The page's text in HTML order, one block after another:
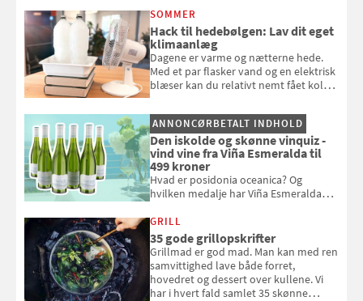
opmærksom, når du smider
badebassinet eller et badedyr ud
SOMMER
Hack til hedebølgen: Lav dit eget
klimaanlæg
Dagene er varme og nætterne hede.
Med et par flasker vand og en elektrisk
blæser kan du relativt nemt fået koldt
og se, hvordan du gør
ANNONCØRBETALT INDHOLD
Den iskolde og skønne vinquiz -
vind vine fra Viña Esmeralda til
499 kroner
Hvad er posidonia oceanica? Og
hvilken medalje har Viña Esmeralda
med i Samvirkes skønne vinquiz, hvor
du kan vinde 6 flasker vin fra Viña
Esmeralda. Konkurrencen slutter 1.
september 2026.
GRILL
35 gode grillopskrifter
Grillmad er god mad. Man kan med ren
samvittighed lave både forret,
hovedret og dessert over kullene. Vi
har i hvert fald samlet 35 skønne